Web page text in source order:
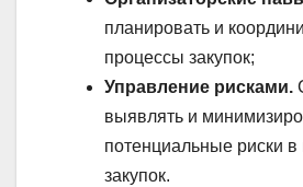
планировать и
процессы закупок;
Управление рисками.
выявлять и
потенциальные риски в
закупок.